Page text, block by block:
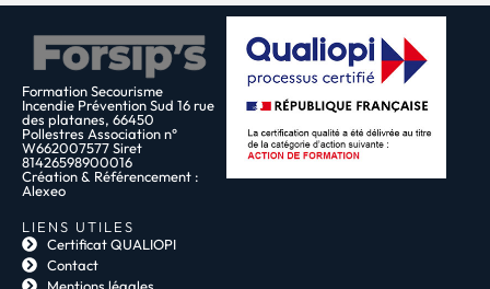
Formation Secourisme
Incendie Prévention Sud 16 rue
des platanes, 66450
Pollestres Association n°
W662007577 Siret
81426598900016
Création & Référencement :
Alexeo
LIENS UTILES
Certificat QUALIOPI
Contact
Mentions légales